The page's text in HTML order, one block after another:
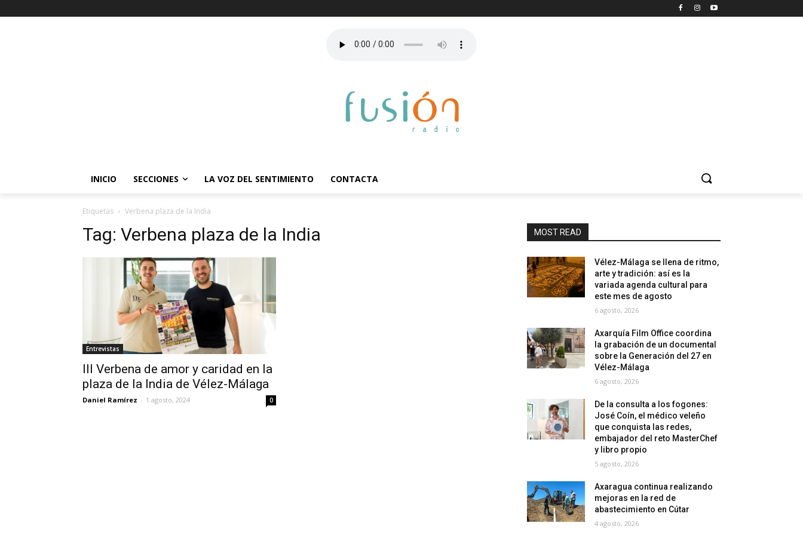
INICIO SECCIONES LA VOZ DEL SENTIMIENTO CONTACTA
Etiquetas Verbena plaza de la India
Tag: Verbena plaza de la India
Entrevistas
III Verbena de amor y caridad en la
plaza de la India de Vélez-Málaga
Daniel Ramírez - 1 agosto, 2024 0
MOST READ
Vélez-Málaga se llena de ritmo,
arte y tradición: así es la
variada agenda cultural para
este mes de agosto
6 agosto, 2026
Axarquía Film Office coordina
la grabación de un documental
sobre la Generación del 27 en
Vélez-Málaga
6 agosto, 2026
De la consulta a los fogones:
José Coín, el médico veleño
que conquista las redes,
embajador del reto MasterChef
y libro propio
5 agosto, 2026
Axaragua continua realizando
mejoras en la red de
abastecimiento en Cútar
4 agosto, 2026